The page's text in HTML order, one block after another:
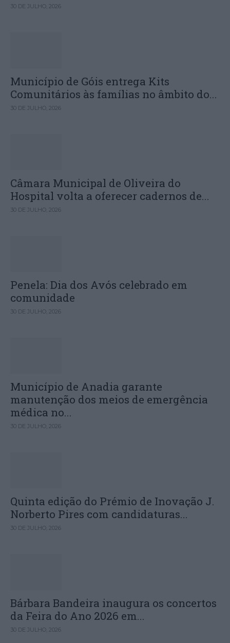
30 DE JULHO, 2026
Município de Góis entrega Kits
Comunitários às famílias no âmbito do...
30 DE JULHO, 2026
Câmara Municipal de Oliveira do
Hospital volta a oferecer cadernos de...
30 DE JULHO, 2026
Penela: Dia dos Avós celebrado em
comunidade
30 DE JULHO, 2026
Município de Anadia garante
manutenção dos meios de emergência
médica no...
30 DE JULHO, 2026
Quinta edição do Prémio de Inovação J.
Norberto Pires com candidaturas...
30 DE JULHO, 2026
Bárbara Bandeira inaugura os concertos
da Feira do Ano 2026 em...
30 DE JULHO, 2026